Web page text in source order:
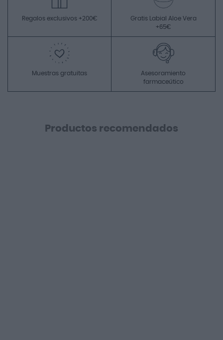
Regalos exclusivos +200€
Gratis Labial Aloe Vera
+65€
Muestras gratuitas
Asesoramiento
farmaceútico
Productos recomendados